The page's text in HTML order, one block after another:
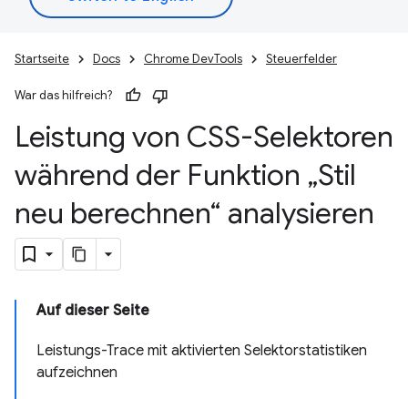
Startseite Docs Chrome DevTools Steuerfelder
War das hilfreich?
Leistung von CSS-Selektoren
während der Funktion „Stil
neu berechnen“ analysieren
Auf dieser Seite
Leistungs-Trace mit aktivierten Selektorstatistiken
aufzeichnen